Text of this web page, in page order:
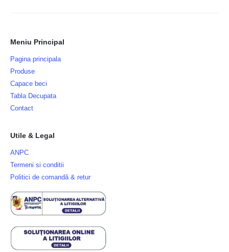
Meniu Principal
Pagina principala
Produse
Capace beci
Tabla Decupata
Contact
Utile & Legal
ANPC
Termeni si conditii
Politici de comandă & retur